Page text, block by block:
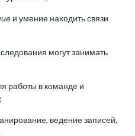
и умение находить связи
могут занимать
работы в команде и
ведение записей,